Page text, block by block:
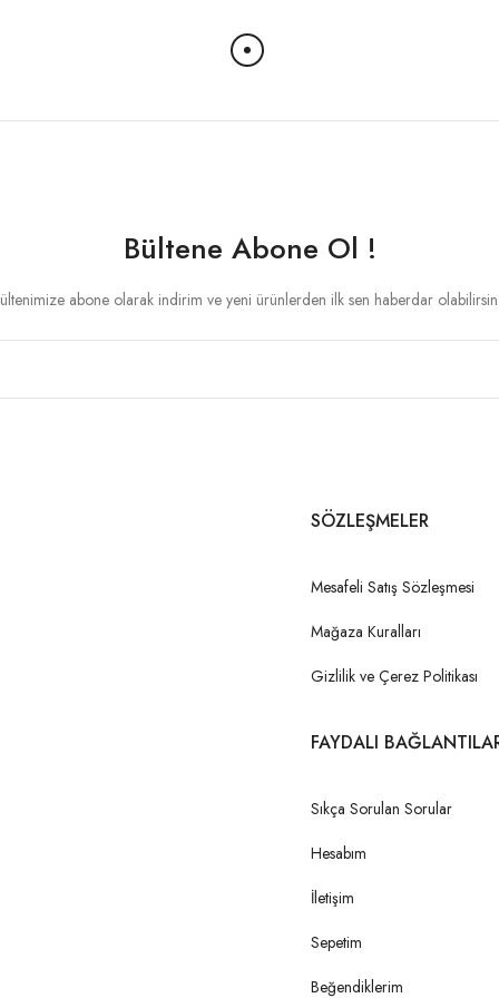
Bültene Abone Ol !
abone olarak indirim ve yeni ürünlerden ilk sen haberdar
SÖZLEŞMELER
Mesafeli Satış Sözleşmesi
Mağaza Kuralları
Gizlilik ve Çerez Politikası
FAYDALI
Sıkça Sorulan Sorular
Hesabım
İletişim
Sepetim
Beğendiklerim